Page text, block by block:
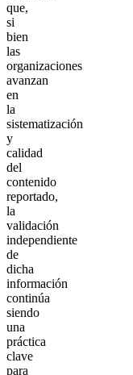
que,
si
bien
las
organizaciones
avanzan
en
la
sistematización
y
calidad
del
contenido
reportado,
la
validación
independiente
de
dicha
información
continúa
siendo
una
práctica
clave
para